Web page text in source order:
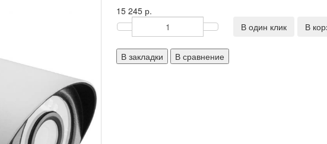
15 245 р.
В один клик
В
В закладки В сравнение